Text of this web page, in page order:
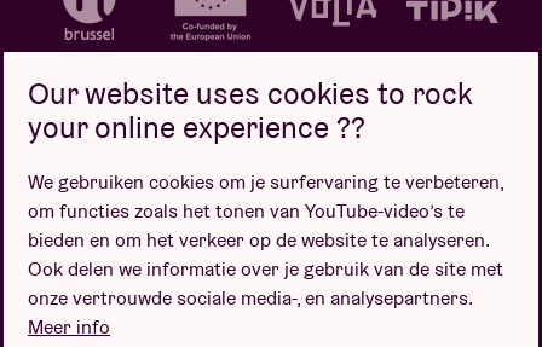
Privacybeleid Cookiebeleid
Verkoopsvoorwaarden
Design door
Our website uses cookies to rock
your online experience ??
We gebruiken cookies om je surfervaring te verbeteren,
om functies zoals het tonen van YouTube-video’s te
bieden en om het verkeer op de website te analyseren.
Ook delen we informatie over je gebruik van de site met
onze vertrouwde sociale media-, en analysepartners.
Meer info